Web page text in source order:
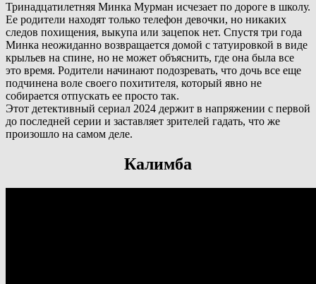
Тринадцатилетняя Минка Мурман исчезает по дороге в школу.
Ее родители находят только телефон девочки, но никаких
следов похищения, выкупа или зацепок нет. Спустя три года
Минка неожиданно возвращается домой с татуировкой в виде
крыльев на спине, но не может объяснить, где она была все
это время. Родители начинают подозревать, что дочь все еще
подчинена воле своего похитителя, который явно не
собирается отпускать ее просто так.
Этот детективный сериал 2024 держит в напряжении с первой
до последней серии и заставляет зрителей гадать, что же
произошло на самом деле.
Калимба